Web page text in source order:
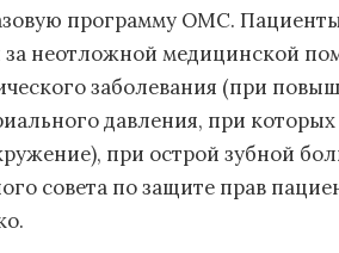
программу ОМС.
за неотложной медицинской
заболевания (при
давления, при
при острой зубной
совета по защите прав